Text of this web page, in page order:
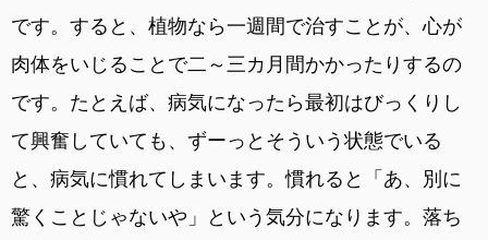
です。すると、植物なら一週間で治すことが、心が
肉体をいじることで二～三カ月間かかったりするの
です。たとえば、病気になったら最初はびっくりし
て興奮していても、ずーっとそういう状態でいる
と、病気に慣れてしまいます。慣れると「あ、別に
驚くことじゃないや」という気分になります。落ち